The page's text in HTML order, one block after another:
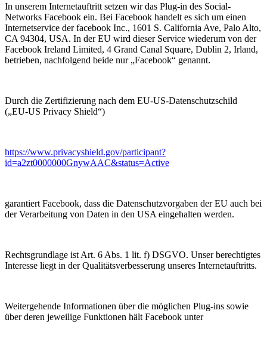
In unserem Internetauftritt setzen wir das Plug-in des Social-
Networks Facebook ein. Bei Facebook handelt es sich um einen
Internetservice der facebook Inc., 1601 S. California Ave, Palo Alto,
CA 94304, USA. In der EU wird dieser Service wiederum von der
Facebook Ireland Limited, 4 Grand Canal Square, Dublin 2, Irland,
betrieben, nachfolgend beide nur „Facebook“ genannt.
Durch die Zertifizierung nach dem EU-US-Datenschutzschild
(„EU-US Privacy Shield“)
https://www.privacyshield.gov/participant?
id=a2zt0000000GnywAAC&status=Active
garantiert Facebook, dass die Datenschutzvorgaben der EU auch bei
der Verarbeitung von Daten in den USA eingehalten werden.
Rechtsgrundlage ist Art. 6 Abs. 1 lit. f) DSGVO. Unser berechtigtes
Interesse liegt in der Qualitätsverbesserung unseres Internetauftritts.
Weitergehende Informationen über die möglichen Plug-ins sowie
über deren jeweilige Funktionen hält Facebook unter